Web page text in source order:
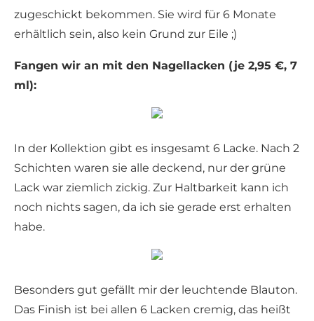
zugeschickt bekommen. Sie wird für 6 Monate
erhältlich sein, also kein Grund zur Eile ;)
Fangen wir an mit den Nagellacken (je 2,95 €, 7
ml):
In der Kollektion gibt es insgesamt 6 Lacke. Nach 2
Schichten waren sie alle deckend, nur der grüne
Lack war ziemlich zickig. Zur Haltbarkeit kann ich
noch nichts sagen, da ich sie gerade erst erhalten
habe.
Besonders gut gefällt mir der leuchtende Blauton.
Das Finish ist bei allen 6 Lacken cremig, das heißt